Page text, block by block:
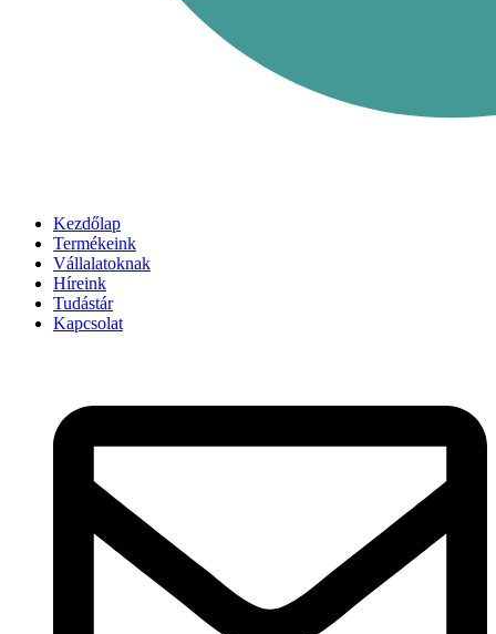
Kezdőlap
Termékeink
Vállalatoknak
Híreink
Tudástár
Kapcsolat